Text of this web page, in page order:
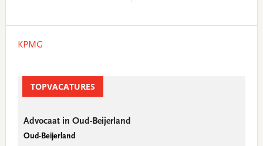
Sidebar
KPMG
TOPVACATURES
Advocaat in Oud-Beijerland
Oud-Beijerland